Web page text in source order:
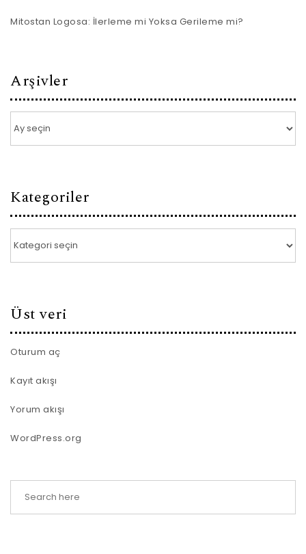
Mitostan Logosa: İlerleme mi Yoksa Gerileme mi?
Arşivler
Kategoriler
Üst veri
Oturum aç
Kayıt akışı
Yorum akışı
WordPress.org